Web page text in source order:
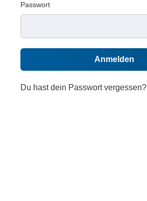
Passwort
Anmelden
Du hast dein Passwort vergessen?